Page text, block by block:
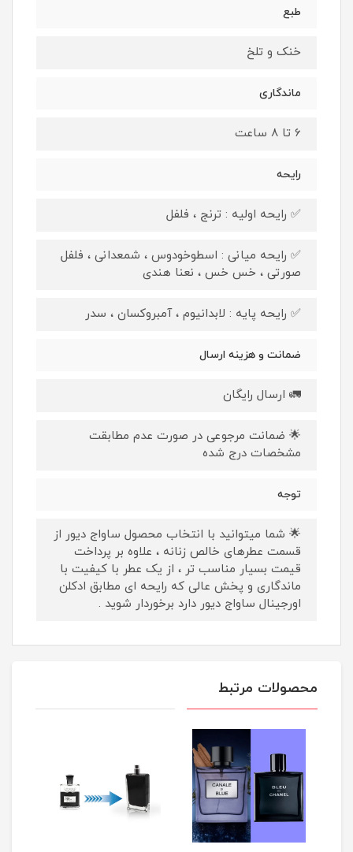
طبع
خنک و تلخ
ماندگاری
6 تا 8 ساعت
رایحه
✅ رایحه اولیه : ترنج ، فلفل
✅ رایحه میانی : اسطوخودوس ، شمعدانی ، فلفل
صورتی ، خس خس ، نعنا هندی
✅ رایحه پایه : لابدانیوم ، آمبروکسان ، سدر
ضمانت و هزینه ارسال
🚛 ارسال رایگان
🌟 ضمانت مرجوعی در صورت عدم مطابقت
مشخصات درج شده
توجه
🌟 شما میتوانید با انتخاب محصول ساواج دیور از
قسمت عطرهای خالص زنانه ، علاوه بر پرداخت
قیمت بسیار مناسب تر ، از یک عطر با کیفیت با
ماندگاری و پخش عالی که رایحه ای مطابق ادکلن
اورجینال ساواج دیور دارد برخوردار شوید .
محصولات مرتبط